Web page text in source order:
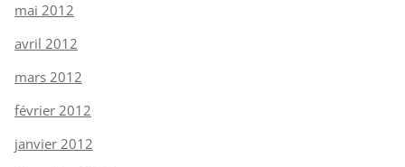
mai 2012
avril 2012
mars 2012
février 2012
janvier 2012